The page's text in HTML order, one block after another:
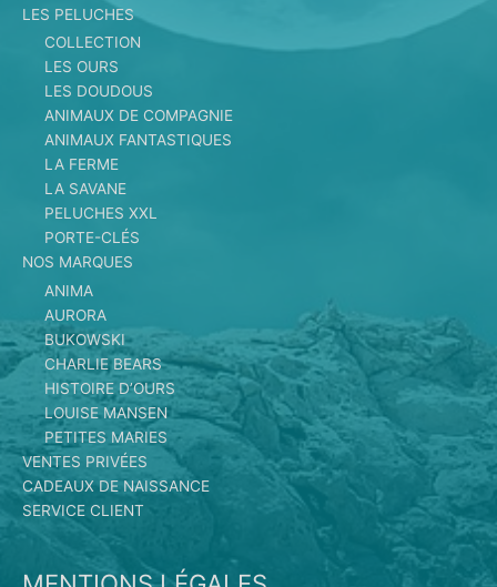
LES PELUCHES
COLLECTION
LES OURS
LES DOUDOUS
ANIMAUX DE COMPAGNIE
ANIMAUX FANTASTIQUES
LA FERME
LA SAVANE
PELUCHES XXL
PORTE-CLÉS
NOS MARQUES
ANIMA
AURORA
BUKOWSKI
CHARLIE BEARS
HISTOIRE D’OURS
LOUISE MANSEN
PETITES MARIES
VENTES PRIVÉES
CADEAUX DE NAISSANCE
SERVICE CLIENT